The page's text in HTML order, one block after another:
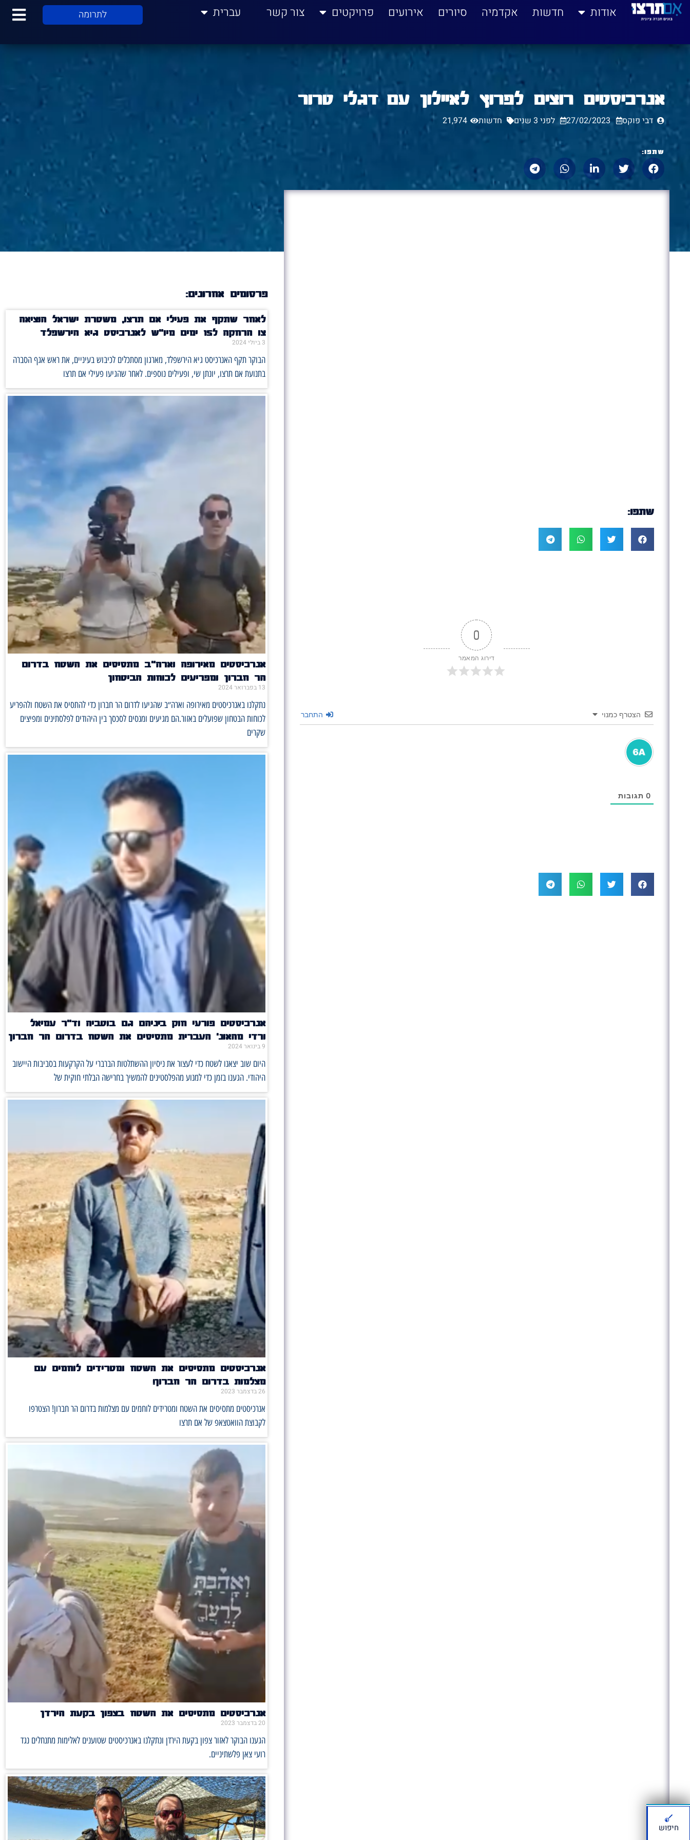
לתוכן אודות חדשות אקדמיה סיורים אירועים פרויקטים צור קשר עברית לתרומה
אנרכיסטים רוצים לפרוץ לאיילון עם דגלי טרור
דבי פוקס 27/02/2023 לפני 3 שנים חדשות 21,974
שתפו:
שתפו:
0
דירוג המאמר
הצטרף כמנוי התחבר
0 תגובות
פרסומים אחרונים:
לאחר שתקף את פעילי אם תרצו, משטרת ישראל הוציאה
צו הרחקה ל15 ימים מיו"ש לאנרכיסט גיא הירשפלד
3 ביולי 2024
הבוקר תקף האנרכיסט גיא הירשפלד, מארגון מסתכלים לכיבוש בעיניים, את ראש אגף הסברה
בתנועת אם תרצו, יונתן שי, ופעילים נוספים. לאחר שהגיעו פעילי אם תרצו
אנרכיסטים מאירופה וארה"ב מתסיסים את השטח בדרום
הר חברון ומפריעים לכוחות הביטחון
13 בפברואר 2024
נתקלנו באנרכיסטים מאירופה וארה״ב שהגיעו לדרום הר חברון כדי להתסיס את השטח ולהפריע
לכוחות הבטחון שפועלים באזור.הם מגיעים ומנסים לסכסך בין היהודים לפלסתינים ומפיצים
שקרים
אנרכיסטים פורעי חוק ביניהם גם בוטביה וד"ר עמיאל
ורדי מהאונ' העברית מתסיסים את השטח בדרום הר חברון
9 בינואר 2024
היום שוב יצאנו לשטח כדי לעצור את ניסיון ההשתלטות הברברי על הקרקעות בסביבות היישוב
היהודי. הגענו בזמן כדי למנוע מהפלסטינים להמשיך בחרישה הבלתי חוקית של
אנרכיסטים מתסיסים את השטח ומטרידים לוחמים עם
מצלמות בדרום הר חברון!
26 בדצמבר 2023
אנרכיסטים מתסיסים את השטח ומטרידים לוחמים עם מצלמות בדרום הר חברון! הצטרפו
לקבוצת הוואטצאפ של אם תרצו
אנרכיסטים מתסיסים את השטח בצפון בקעת הירדן
20 בדצמבר 2023
הגענו הבוקר לאזור צפון בקעת הירדן ונתקלנו באנרכיסטים שטוענים לאלימות מתנחלים נגד
רועי צאן פלשתיניים.
חיפוש